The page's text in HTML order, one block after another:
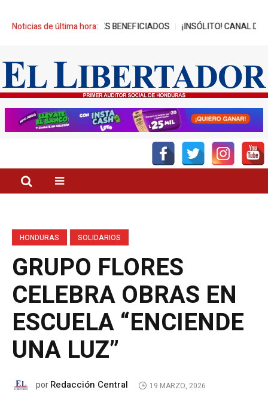
Noticias de última hora:
MIL JÓVENES BENEFICIADOS ¡INSÓLITO! CANAL DEL
HONDURAS SOLIDARIOS
GRUPO FLORES
CELEBRA OBRAS EN
ESCUELA “ENCIENDE
UNA LUZ”
porRedacción Central 19 MARZO, 2026